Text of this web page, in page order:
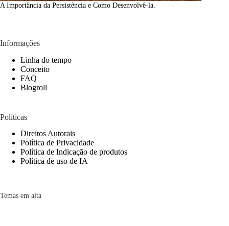
A Importância da Persistência e Como Desenvolvê-la.
Informações
Linha do tempo
Conceito
FAQ
Blogroll
Políticas
Direitos Autorais
Política de Privacidade
Política de Indicação de produtos
Política de uso de IA
Temas em alta